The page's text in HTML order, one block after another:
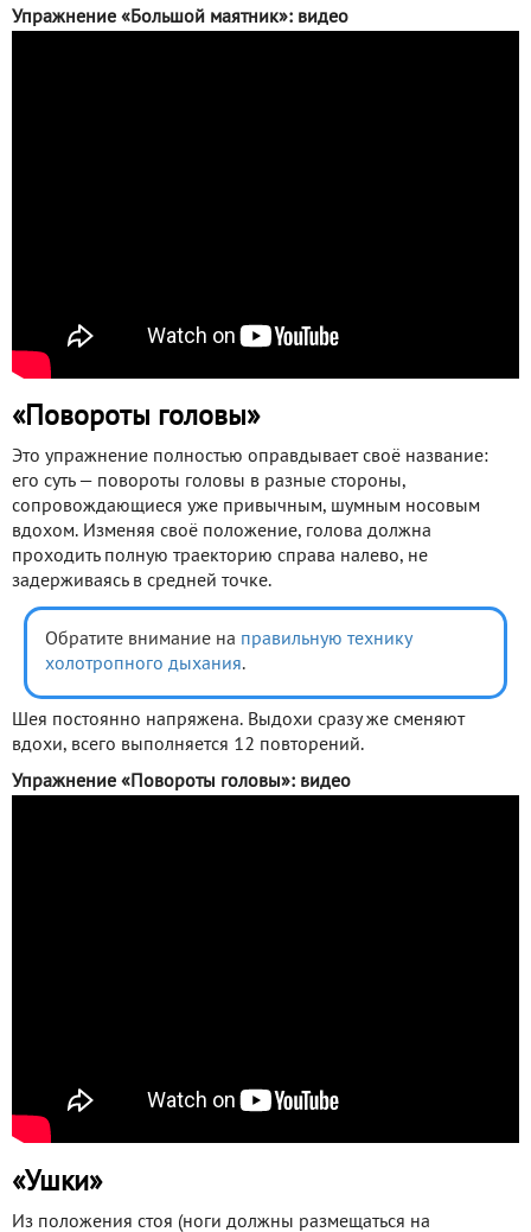
Упражнение «Большой маятник»: видео
«Повороты головы»
Это упражнение полностью оправдывает своё название:
его суть — повороты головы в разные стороны,
сопровождающиеся уже привычным, шумным носовым
вдохом. Изменяя своё положение, голова должна
проходить полную траекторию справа налево, не
задерживаясь в средней точке.
Обратите внимание на правильную технику
холотропного дыхания.
Шея постоянно напряжена. Выдохи сразу же сменяют
вдохи, всего выполняется 12 повторений.
Упражнение «Повороты головы»: видео
«Ушки»
Из положения стоя (ноги должны размещаться на